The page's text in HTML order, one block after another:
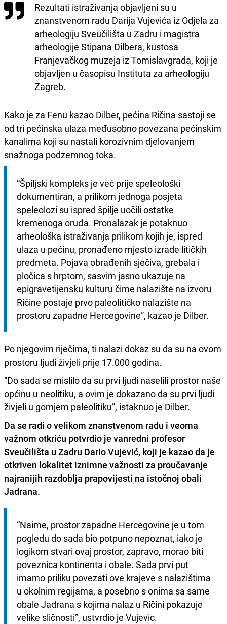
Rezultati istraživanja objavljeni su u
znanstvenom radu Darija Vujevića iz Odjela za
arheologiju Sveučilišta u Zadru i magistra
arheologije Stipana Dilbera, kustosa
Franjevačkog muzeja iz Tomislavgrada, koji je
objavljen u časopisu Instituta za arheologiju
Zagreb.
Kako je za Fenu kazao Dilber, pećina Ričina sastoji se
od tri pećinska ulaza međusobno povezana pećinskim
kanalima koji su nastali korozivnim djelovanjem
snažnoga podzemnog toka.
“Špiljski kompleks je već prije speleološki
dokumentiran, a prilikom jednoga posjeta
speleolozi su ispred špilje uočili ostatke
kremenoga oruđa. Pronalazak je potaknuo
arheološka istraživanja prilikom kojih je, ispred
ulaza u pećinu, pronađeno mjesto izrade litičkih
predmeta. Pojava obrađenih sječiva, grebala i
pločica s hrptom, sasvim jasno ukazuje na
epigravetijensku kulturu čime nalazište na izvoru
Ričine postaje prvo paleolitičko nalazište na
prostoru zapadne Hercegovine”, kazao je Dilber.
Po njegovim riječima, ti nalazi dokaz su da su na ovom
prostoru ljudi živjeli prije 17.000 godina.
“Do sada se mislilo da su prvi ljudi naselili prostor naše
općinu u neolitiku, a ovim je dokazano da su prvi ljudi
živjeli u gornjem paleolitiku”, istaknuo je Dilber.
Da se radi o velikom znanstvenom radu i veoma
važnom otkriću potvrdio je vanredni profesor
Sveučilišta u Zadru Dario Vujević, koji je kazao da je
otkriven lokalitet iznimne važnosti za proučavanje
najranijih razdoblja prapovijesti na istočnoj obali
Jadrana.
“Naime, prostor zapadne Hercegovine je u tom
pogledu do sada bio potpuno nepoznat, iako je
logikom stvari ovaj prostor, zapravo, morao biti
poveznica kontinenta i obale. Sada prvi put
imamo priliku povezati ove krajeve s nalazištima
u okolnim regijama, a posebno s onima sa same
obale Jadrana s kojima nalaz u Ričini pokazuje
velike sličnosti”, ustvrdio je Vujevic.